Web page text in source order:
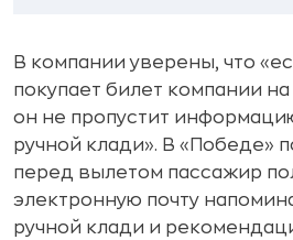
В компании уверены, что
покупает билет компании
он не пропустит
ручной клади». В «Победе»
перед вылетом пассажир
электронную почту
ручной клади и